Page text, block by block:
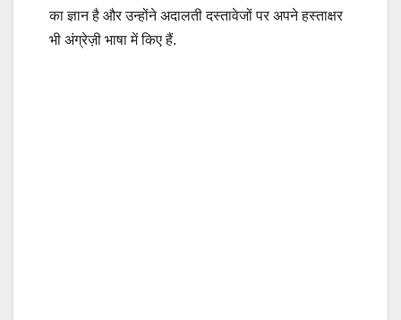
का ज्ञान है और उन्होंने अदालती दस्तावेजों पर अपने हस्ताक्षर
भी अंग्रेज़ी भाषा में किए हैं.